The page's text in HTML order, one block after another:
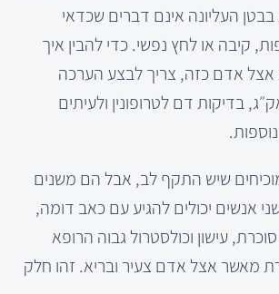
בבטן העליונה אינם דברים שכדאי
קיבה או לחץ נפשי. כדי להבין איך
אדם כזה, צריך לבצע הערכה
בדיקות דם לטרופונין ולעיתים
מוכיחים שיש התקף לב, אבל הם משנים
אנשים יכולים להגיע עם כאב דומה,
עישון וכולסטרול גבוה הרופא
מאשר אצל אדם צעיר ובריא. זהו חלק